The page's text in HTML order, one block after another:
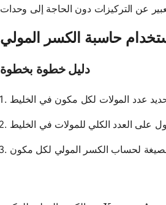
حاسبة الكسر المولي
دليل خطوة بخطوة